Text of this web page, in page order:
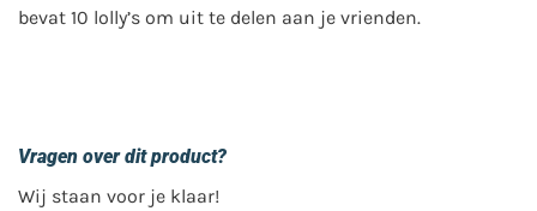
bevat 10 lolly’s om uit te delen aan je vrienden.
Vragen over dit product?
Wij staan voor je klaar!